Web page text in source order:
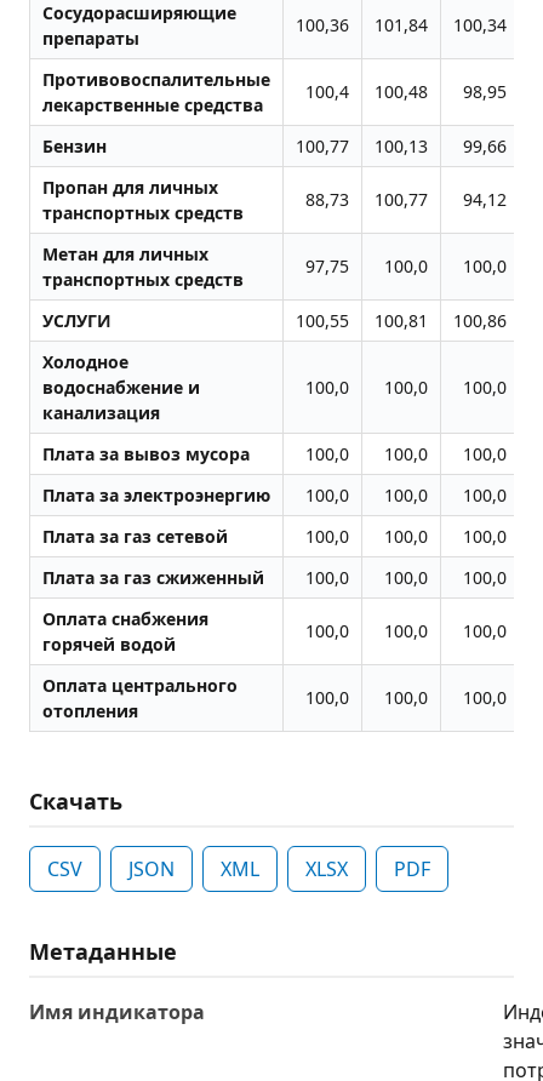
Сосудорасширяющие
препараты
100,36 101,84 100,34
Противовоспалительные
лекарственные средства
100,4 100,48 98,95
Бензин 100,77 100,13 99,66
Пропан для личных
транспортных средств
88,73 100,77 94,12
Метан для личных
транспортных средств
97,75 100,0 100,0
УСЛУГИ 100,55 100,81 100,86
Холодное
водоснабжение и
канализация
100,0 100,0 100,0
Плата за вывоз мусора 100,0 100,0 100,0
Плата за электроэнергию
100,0 100,0 100,0
Плата за газ сетевой
100,0 100,0 100,0
Плата за газ сжиженный
100,0 100,0 100,0
Оплата снабжения
горячей водой
100,0 100,0 100,0
Оплата центрального
отопления
100,0 100,0 100,0
Скачать
CSV JSON XML XLSX PDF
Метаданные
Имя индикатора